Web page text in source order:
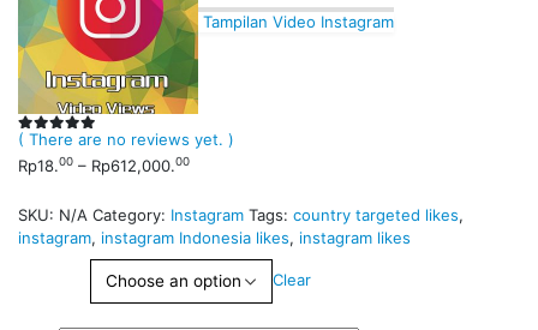
Tampilan Video Instagram
0 out of 5
( There are no reviews yet. )
Rp18.00 – Rp612,000.00
SKU: N/A Category: Instagram Tags: country targeted likes,
instagram, instagram Indonesia likes, instagram likes
Clear